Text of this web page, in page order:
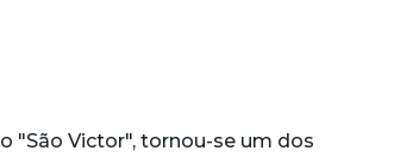
"São Victor", tornou-se um dos